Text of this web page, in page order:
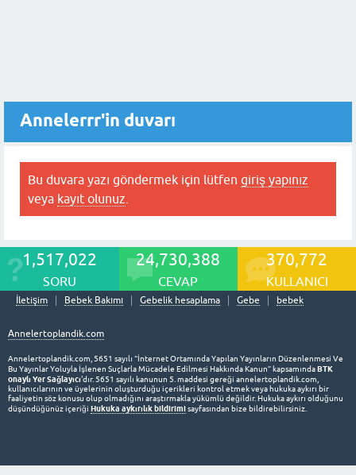
Annelerrr'in duvarı
Bu duvara yazı göndermek için lütfen giriş yapınız
veya kayıt olunuz
1,517,022
SORU
24,730,388
CEVAP
370,772
KULLANICI
İletişim Bebek Bakımı Gebelik hesaplama Gebe bebek
Annelertoplandik.com
Annelertoplandik.com, 5651 sayılı “İnternet Ortamında Yapılan Yayınların Düzenlenmesi Ve
Bu Yayınlar Yoluyla İşlenen Suçlarla Mücadele Edilmesi Hakkında Kanun” kapsamındaBTK
onaylı Yer Sağlayıcı'dır. 5651 sayılı kanunun 5. maddesi gereği annelertoplandik.com,
kullanıcılarının ve üyelerinin oluşturduğu içerikleri kontrol etmek veya hukuka aykırı bir
faaliyetin söz konusu olup olmadığını araştırmakla yükümlü değildir. Hukuka aykırı olduğunu
düşündüğünüz içeriği Hukuka aykırılık bildirimisayfasından bize bildirebilirsiniz.